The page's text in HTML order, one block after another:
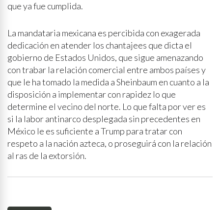
que ya fue cumplida.
La mandataria mexicana es percibida con exagerada
dedicación en atender los chantajees que dicta el
gobierno de Estados Unidos, que sigue amenazando
con trabar la relación comercial entre ambos países y
que le ha tomado la medida a Sheinbaum en cuanto a la
disposición a implementar con rapidez lo que
determine el vecino del norte. Lo que falta por ver es
si la labor antinarco desplegada sin precedentes en
México le es suficiente a Trump para tratar con
respeto a la nación azteca, o proseguirá con la relación
al ras de la extorsión.